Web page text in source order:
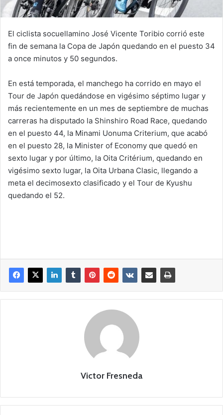
El ciclista socuellamino José Vicente Toribio corrió este
fin de semana la Copa de Japón quedando en el puesto 34
a once minutos y 50 segundos.
En está temporada, el manchego ha corrido en mayo el
Tour de Japón quedándose en vigésimo séptimo lugar y
más recientemente en un mes de septiembre de muchas
carreras ha disputado la Shinshiro Road Race, quedando
en el puesto 44, la Minami Uonuma Criterium, que acabó
en el puesto 28, la Minister of Economy que quedó en
sexto lugar y por último, la Oita Critérium, quedando en
vigésimo sexto lugar, la Oita Urbana Clasic, llegando a
meta el decimosexto clasificado y el Tour de Kyushu
quedando el 52.
Victor Fresneda